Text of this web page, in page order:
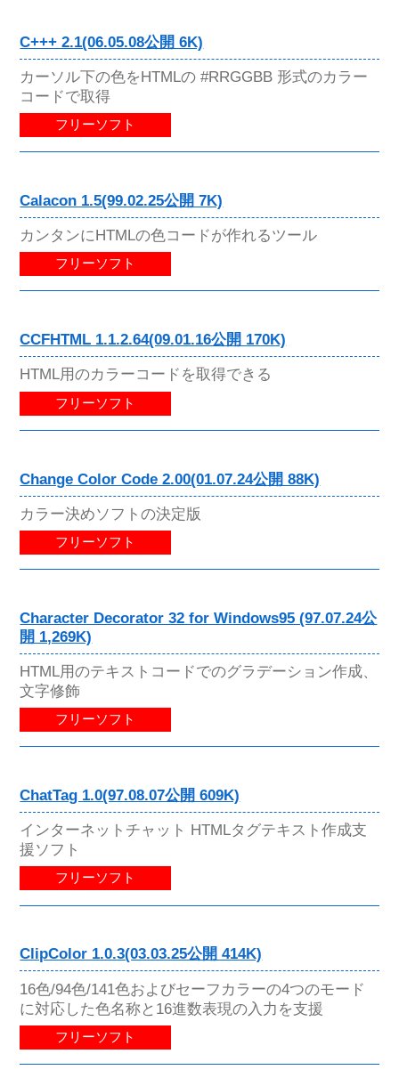
C+++ 2.1(06.05.08公開 6K)
カーソル下の色をHTMLの #RRGGBB 形式のカラー
コードで取得
フリーソフト
Calacon 1.5(99.02.25公開 7K)
カンタンにHTMLの色コードが作れるツール
フリーソフト
CCFHTML 1.1.2.64(09.01.16公開 170K)
HTML用のカラーコードを取得できる
フリーソフト
Change Color Code 2.00(01.07.24公開 88K)
カラー決めソフトの決定版
フリーソフト
Character Decorator 32 for Windows95 (97.07.24公
開 1,269K)
HTML用のテキストコードでのグラデーション作成、
文字修飾
フリーソフト
ChatTag 1.0(97.08.07公開 609K)
インターネットチャット HTMLタグテキスト作成支
援ソフト
フリーソフト
ClipColor 1.0.3(03.03.25公開 414K)
16色/94色/141色およびセーフカラーの4つのモード
に対応した色名称と16進数表現の入力を支援
フリーソフト